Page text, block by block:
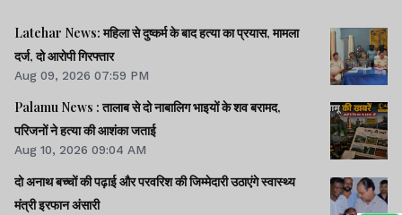
Latehar News: महिला से दुष्कर्म के बाद हत्या का प्रयास, मामला
दर्ज, दो आरोपी गिरफ्तार
Aug 09, 2026 07:59 PM
Palamu News : तालाब से दो नाबालिग भाइयों के शव बरामद,
परिजनों ने हत्या की आशंका जताई
Aug 10, 2026 09:04 AM
दो अनाथ बच्चों की पढ़ाई और परवरिश की जिम्मेदारी उठाएंगे स्वास्थ्य
मंत्री इरफान अंसारी